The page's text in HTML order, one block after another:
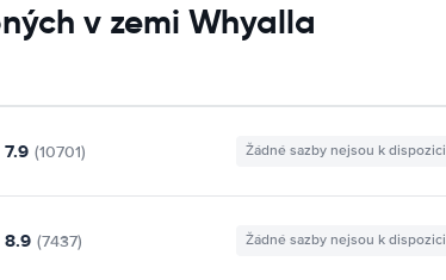
v zemi Whyalla
7.9 (10701) Žádné sazby nejsou k dispozici
8.9 (7437) Žádné sazby nejsou k dispozici